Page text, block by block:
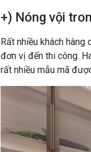
+) Nóng vội
Rất nhiều khách
đơn vị đến thi công.
rất nhiều mẫu mã